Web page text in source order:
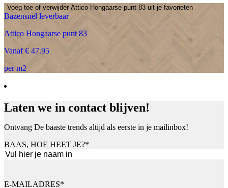
Voeg toe of verwijder Attico Hongaarse punt 83 uit je favorieten
Bazensnel leverbaar
Attico Hongaarse punt 83
Vanaf € 47.95
per m2
Laten we in contact blijven!
Ontvang De baaste trends altijd als eerste in je mailinbox!
BAAS, HOE HEET JE?*
E-MAILADRES*